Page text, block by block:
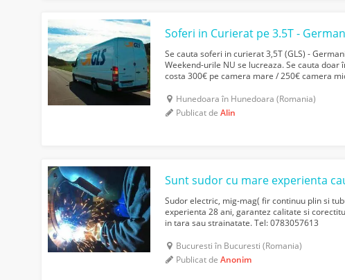
Soferi in Curierat pe 3.5T -
Se cauta soferi in curierat 3,5T (GLS) -
Weekend-urile NU se lucreaza. Se cauta doar
costa 300€ pe camera mare / 250€ camera
Hunedoara în Hunedoara (Romania)
Publicat deAlin
Sunt sudor cu mare experienta
Sudor electric, mig-mag( fir continuu plin si
experienta 28 ani, garantez calitate si
in tara sau strainatate. Tel: 0783057613
Bucuresti în Bucuresti (Romania)
Publicat deAnonim